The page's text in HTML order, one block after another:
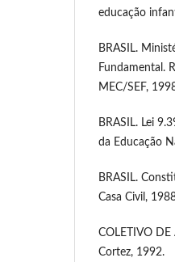
educação
BRASIL.
Fundamental.
MEC/SEF,
BRASIL. Lei
da Educação
BRASIL.
Casa Civil,
COLETIVO DE
Cortez, 1992.